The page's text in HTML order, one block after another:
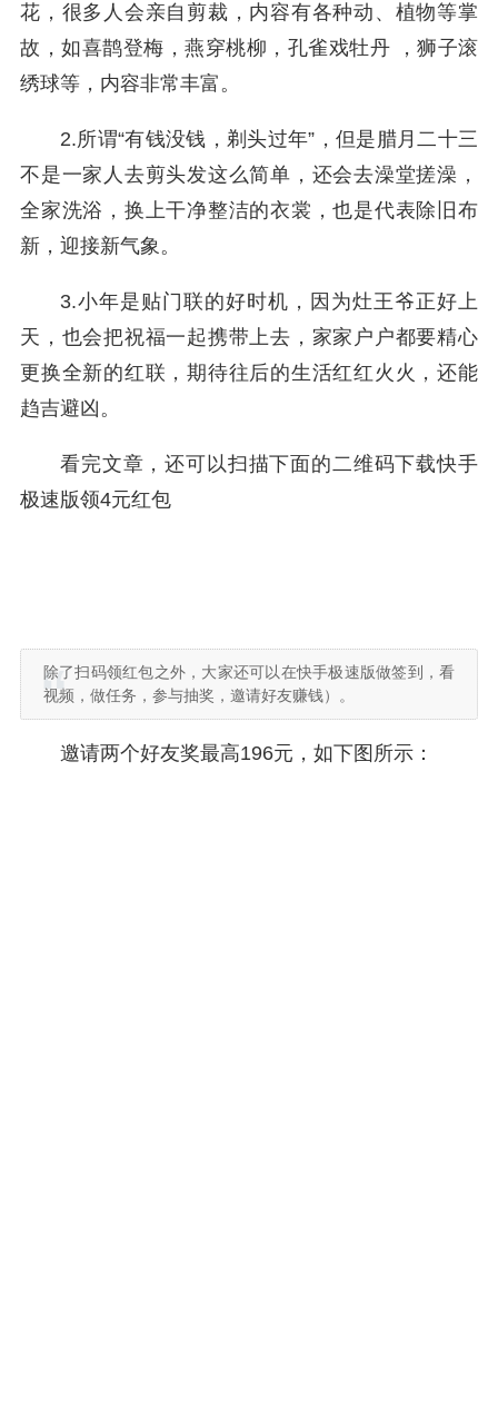
花，很多人会亲自剪裁，内容有各种动、植物等掌
故，如喜鹊登梅，燕穿桃柳，孔雀戏牡丹 ，狮子滚
绣球等，内容非常丰富。
2.所谓“有钱没钱，剃头过年”，但是腊月二十三
不是一家人去剪头发这么简单，还会去澡堂搓澡，
全家洗浴，换上干净整洁的衣裳，也是代表除旧布
新，迎接新气象。
3.小年是贴门联的好时机，因为灶王爷正好上
天，也会把祝福一起携带上去，家家户户都要精心
更换全新的红联，期待往后的生活红红火火，还能
趋吉避凶。
看完文章，还可以扫描下面的二维码下载快手
极速版领4元红包
除了扫码领红包之外，大家还可以在快手极速版做签到，看
视频，做任务，参与抽奖，邀请好友赚钱）。
邀请两个好友奖最高196元，如下图所示：